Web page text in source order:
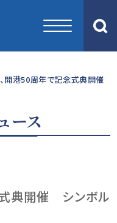
開港50周年で記念式典開催
ース
典開催 シンボル